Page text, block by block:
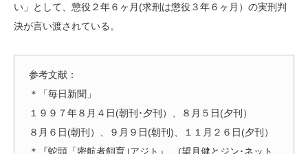
い」として、懲役２年６ヶ月(求刑は懲役３年６ヶ月）の実刑判
決が言い渡されている。
参考文献：
＊「毎日新聞」
１９９７年８月４日(朝刊･夕刊）、８月５日(夕刊）
８月６日(朝刊）、９月９日(朝刊)、１１月２６日(夕刊）
＊『蛇頭「密航者飼育｣アジト』 (望月健とジン･ネット